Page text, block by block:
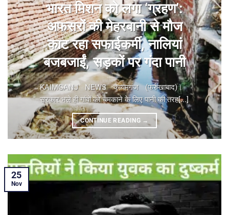
भारत मिशन को लगा ‘ग्रहण’:
अफसरों की मेहरबानी से मौज
काट रहा सफाईकर्मी, नालियां
बजबजाईं, सड़कों पर गंदा पानी
KAIMGANJ NEWS कायमगंज (फर्रुखाबाद)। ​
सरकार भले ही गांवों को चमकाने के लिए पानी की तरह[...]
CONTINUE READING →
25
Nov